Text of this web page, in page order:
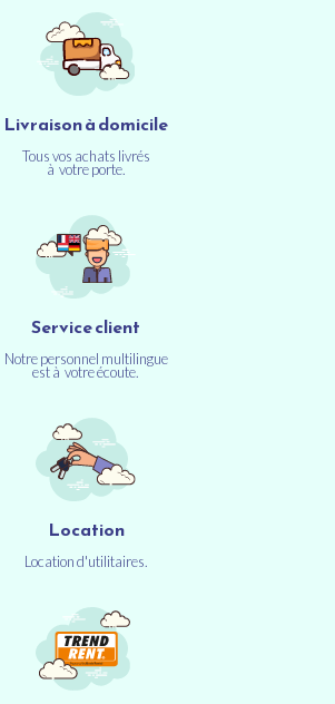
Livraison à domicile
Tous vos achats livrés
à votre porte.
Service client
Notre personnel multilingue
est à votre écoute.
Location
Location d'utilitaires.